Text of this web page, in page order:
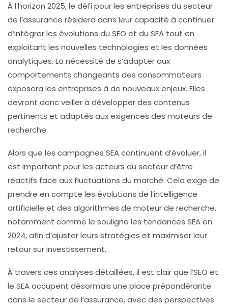
À l’horizon 2025, le défi pour les entreprises du secteur
de l’assurance résidera dans leur capacité à continuer
d’intégrer les évolutions du SEO et du SEA tout en
exploitant les nouvelles technologies et les données
analytiques. La nécessité de s’adapter aux
comportements changeants des consommateurs
exposera les entreprises à de nouveaux enjeux. Elles
devront donc veiller à développer des contenus
pertinents et adaptés aux exigences des moteurs de
recherche.
Alors que les campagnes SEA continuent d’évoluer, il
est important pour les acteurs du secteur d’être
réactifs face aux fluctuations du marché. Cela exige de
prendre en compte les évolutions de l’intelligence
artificielle et des algorithmes de moteur de recherche,
notamment comme le souligne les tendances SEA en
2024, afin d’ajuster leurs stratégies et maximiser leur
retour sur investissement.
À travers ces analyses détaillées, il est clair que l’SEO et
le SEAoccupent désormais une place prépondérante
dans le secteur de l’assurance, avec des perspectives